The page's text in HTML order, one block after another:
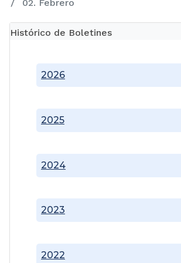
02. Febrero
Histórico de Boletines
2022
2023
2024
2025
2026